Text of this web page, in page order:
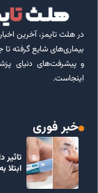
در هلث تایمز، آخرین
بیماری‌های شایع گرفته
و پیشرفت‌های دنیای
اینجاست.
خبر فوری
ابتلا